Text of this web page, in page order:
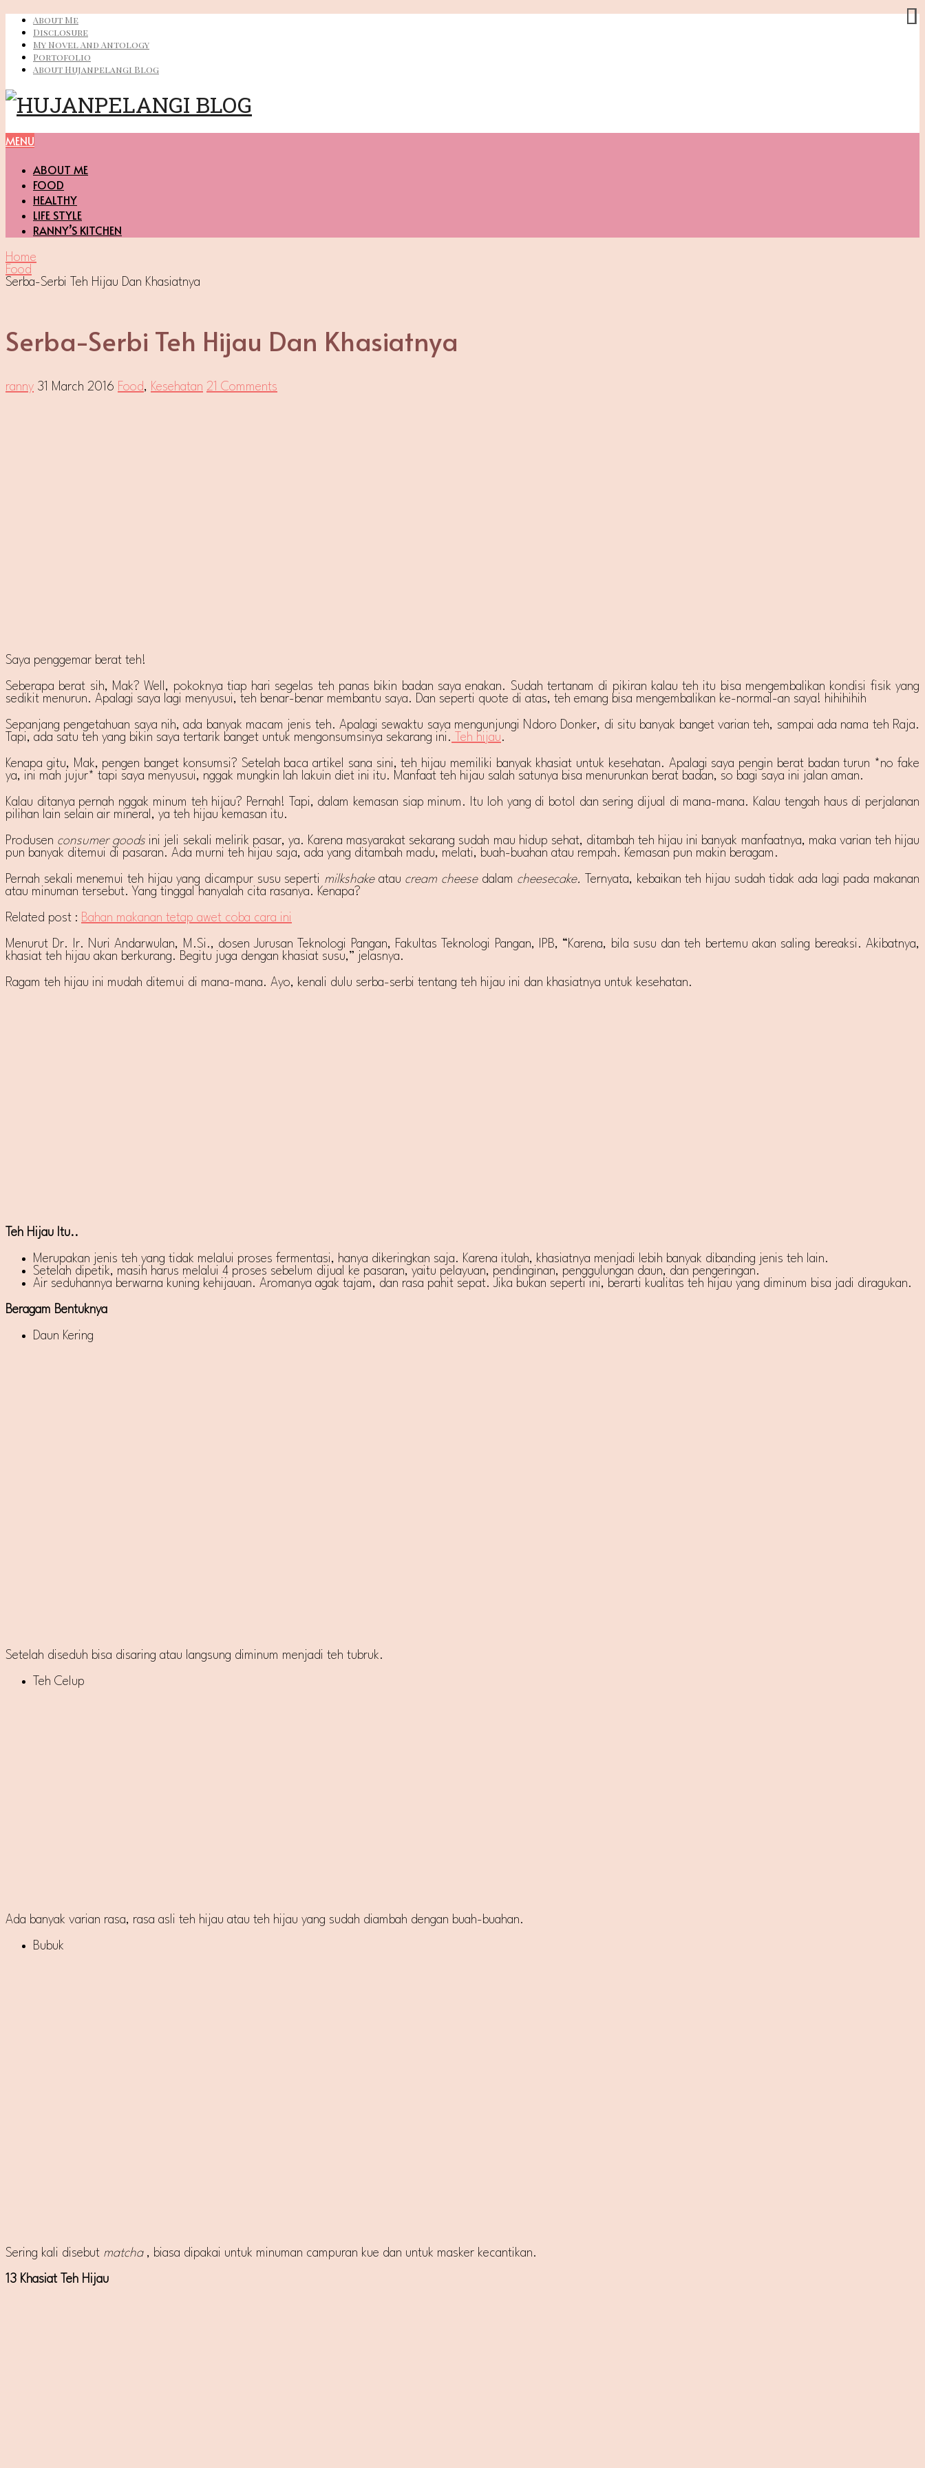
About Me
Disclosure
My Novel And Antology
Portofolio
About Hujanpelangi Blog
MENU
ABOUT ME
FOOD
HEALTHY
LIFE STYLE
RANNY’S KITCHEN
Home
Food
Serba-Serbi Teh Hijau Dan Khasiatnya
Serba-Serbi Teh Hijau Dan Khasiatnya
ranny 31 March 2016 Food, Kesehatan 21 Comments
Saya penggemar berat teh!
Seberapa berat sih, Mak? Well, pokoknya tiap hari segelas teh panas bikin badan saya enakan. Sudah tertanam di pikiran kalau teh itu bisa mengembalikan kondisi fisik yang
sedikit menurun. Apalagi saya lagi menyusui, teh benar-benar membantu saya. Dan seperti quote di atas, teh emang bisa mengembalikan ke-normal-an saya! hihihihih
Sepanjang pengetahuan saya nih, ada banyak macam jenis teh. Apalagi sewaktu saya mengunjungi Ndoro Donker, di situ banyak banget varian teh, sampai ada nama teh Raja.
Tapi, ada satu teh yang bikin saya tertarik banget untuk mengonsumsinya sekarang ini.
Teh hijau.
Kenapa gitu, Mak, pengen banget konsumsi? Setelah baca artikel sana sini, teh hijau memiliki banyak khasiat untuk kesehatan. Apalagi saya pengin berat badan turun *no fake
ya, ini mah jujur* tapi saya menyusui, nggak mungkin lah lakuin diet ini itu. Manfaat teh hijau salah satunya bisa menurunkan berat badan, so bagi saya ini jalan aman.
Kalau ditanya pernah nggak minum teh hijau? Pernah! Tapi, dalam kemasan siap minum. Itu loh yang di botol dan sering dijual di mana-mana. Kalau tengah haus di perjalanan
pilihan lain selain air mineral, ya teh hijau kemasan itu.
Produsen consumer goods ini jeli sekali melirik pasar, ya. Karena masyarakat sekarang sudah mau hidup sehat, ditambah teh hijau ini banyak manfaatnya, maka varian teh hijau
pun banyak ditemui di pasaran. Ada murni teh hijau saja, ada yang ditambah madu, melati, buah-buahan atau rempah. Kemasan pun makin beragam.
Pernah sekali menemui teh hijau yang dicampur susu seperti milkshake atau cream cheese dalam cheesecake.
Ternyata, kebaikan teh hijau sudah tidak ada lagi pada makanan
atau minuman tersebut. Yang tinggal hanyalah cita rasanya. Kenapa?
Related post : Bahan makanan tetap awet coba cara ini
Menurut Dr. Ir. Nuri Andarwulan, M.Si., dosen Jurusan Teknologi Pangan, Fakultas Teknologi Pangan, IPB, “Karena, bila susu dan teh bertemu akan saling bereaksi. Akibatnya,
khasiat teh hijau akan berkurang. Begitu juga dengan khasiat susu,” jelasnya.
Ragam teh hijau ini mudah ditemui di mana-mana. Ayo, kenali dulu serba-serbi tentang teh hijau ini dan khasiatnya untuk kesehatan.
Teh Hijau Itu..
Merupakan jenis teh yang tidak melalui proses fermentasi, hanya dikeringkan saja. Karena itulah, khasiatnya menjadi lebih banyak dibanding jenis teh lain.
Setelah dipetik, masih harus melalui 4 proses sebelum dijual ke pasaran, yaitu pelayuan, pendinginan, penggulungan daun, dan pengeringan.
Air seduhannya berwarna kuning kehijauan. Aromanya agak tajam, dan rasa pahit sepat. Jika bukan seperti ini, berarti kualitas teh hijau yang diminum bisa jadi diragukan.
Beragam Bentuknya
Daun Kering
Setelah diseduh bisa disaring atau langsung diminum menjadi teh tubruk.
Teh Celup
Ada banyak varian rasa, rasa asli teh hijau atau teh hijau yang sudah diambah dengan buah-buahan.
Bubuk
Sering kali disebut matcha , biasa dipakai untuk minuman campuran kue dan untuk masker kecantikan.
13 Khasiat Teh Hijau